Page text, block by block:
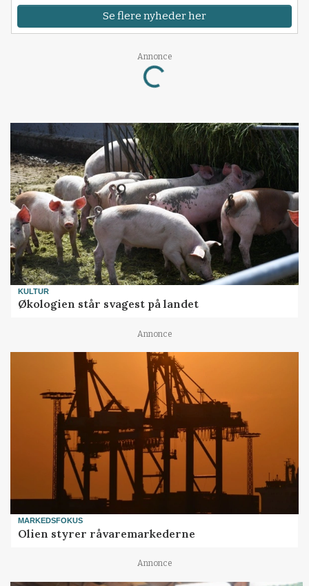
Se flere nyheder her
Annonce
Loading...
KULTUR
Økologien står svagest på landet
Annonce
MARKEDSFOKUS
Olien styrer råvaremarkederne
Annonce